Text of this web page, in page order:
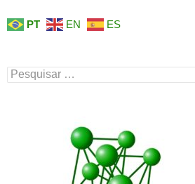
PT EN ES
Pesquisar
por: